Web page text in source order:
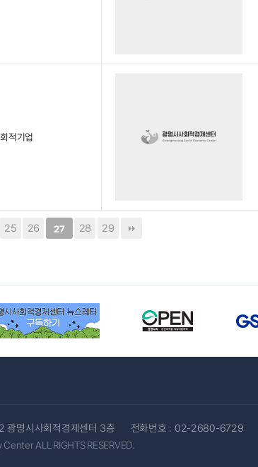
적기업
25 26 27 28 29
광명시사회적경제센터 3층 전화번호 : 02-2680-6729
ALL RIGHTS RESERVED.